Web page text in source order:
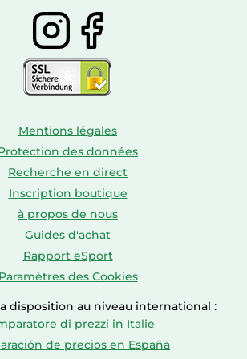
Mentions légales
des données
Recherche en direct
Inscription boutique
à propos de nous
Guides d'achat
Rapport eSport
Paramètres des Cookies
disposition au niveau international :
di prezzi in Italie
de precios en España